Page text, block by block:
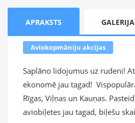
APRAKSTS GALERIJA
Aviokopmāniju akcijas
Saplāno lidojumus uz rudeni!
ekonomē jau tagad!
Rīgas, Viļņas un Kauņas.
aviobiļetes jau tagad, biļešu